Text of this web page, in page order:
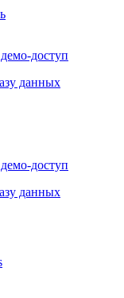
демо-доступ
данных
демо-доступ
данных